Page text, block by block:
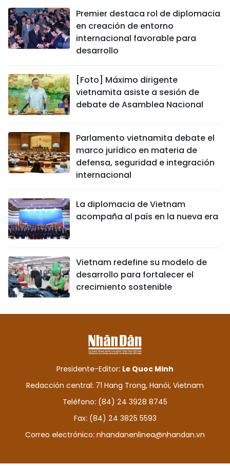
Premier destaca rol de diplomacia
en creación de entorno
internacional favorable para
desarrollo
[Foto] Máximo dirigente
vietnamita asiste a sesión de
debate de Asamblea Nacional
Parlamento vietnamita debate el
marco jurídico en materia de
defensa, seguridad e integración
internacional
La diplomacia de Vietnam
acompaña al país en la nueva era
Vietnam redefine su modelo de
desarrollo para fortalecer el
crecimiento sostenible
Presidente-Editor: Le Quoc Minh
Redacción central: 71 Hang Trong, Hanói, Vietnam
Teléfono: (84) 24 3928 8745
Fax: (84) 24 3825 5593
Correo electrónico: nhandanenlinea@nhandan.vn